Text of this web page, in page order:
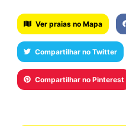
Ver praias no Mapa
Compartilhar no Twitter
Compartilhar no Pinterest